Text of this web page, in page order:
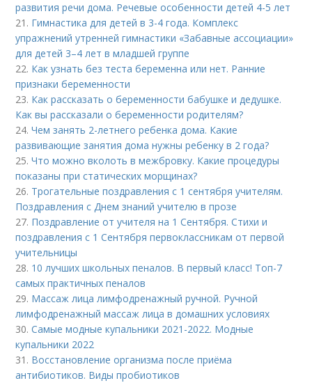
развития речи дома. Речевые особенности детей 4-5 лет
21. Гимнастика для детей в 3-4 года. Комплекс
упражнений утренней гимнастики «Забавные ассоциации»
для детей 3–4 лет в младшей группе
22. Как узнать без теста беременна или нет. Ранние
признаки беременности
23. Как рассказать о беременности бабушке и дедушке.
Как вы рассказали о беременности родителям?
24.Чем занять 2-летнего ребенка дома. Какие
развивающие занятия дома нужны ребенку в 2 года?
25.Что можно вколоть в межбровку. Какие процедуры
показаны при статических морщинах?
26. Трогательные поздравления с 1 сентября учителям.
Поздравления с Днем знаний учителю в прозе
27. Поздравление от учителя на 1 Сентября. Стихи и
поздравления с 1 Сентября первоклассникам от первой
учительницы
28. 10 лучших школьных пеналов. В первый класс! Топ-7
самых практичных пеналов
29. Массаж лица лимфодренажный ручной. Ручной
лимфодренажный массаж лица в домашних условиях
30.Самые модные купальники 2021-2022. Модные
купальники 2022
31. Восстановление организма после приёма
антибиотиков. Виды пробиотиков